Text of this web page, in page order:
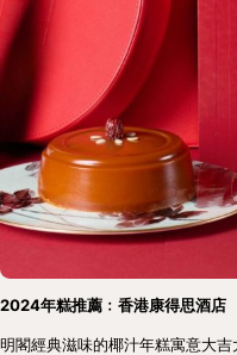
2024年糕推薦﹕香港康得思酒店
明閣經典滋味的椰汁年糕寓意大